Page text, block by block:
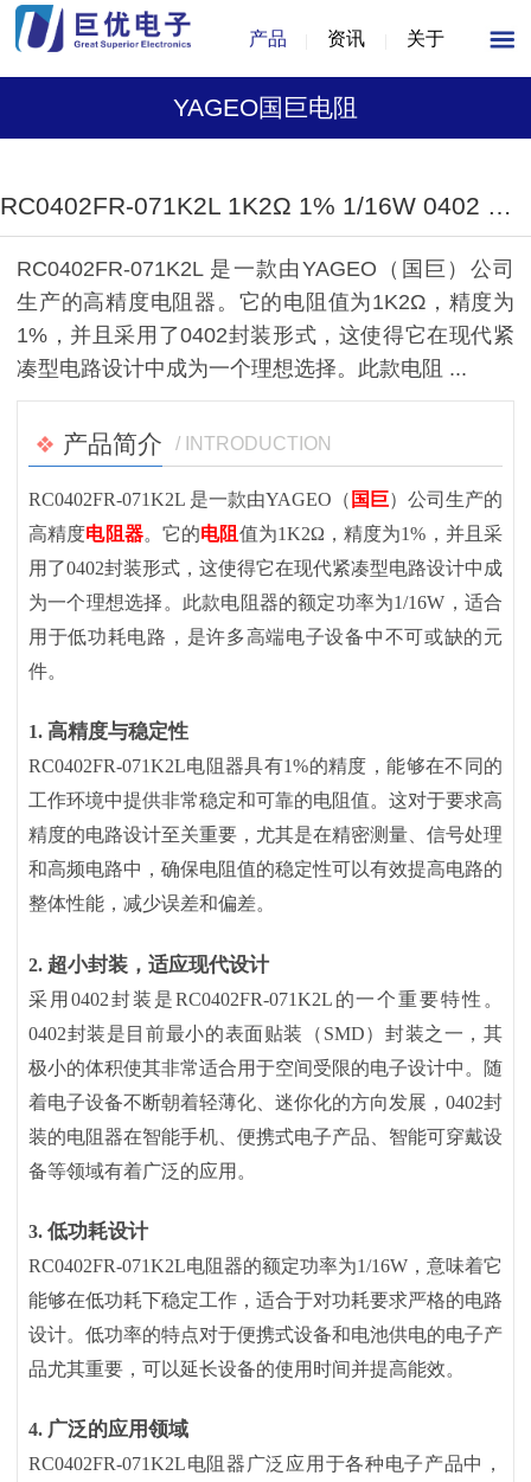
产品 资讯 关于
YAGEO国巨电阻
1/1
RC0402FR-071K2L 1K2Ω 1% 1/16W 0402 封装电阻器
RC0402FR-071K2L 是一款由YAGEO（国巨）公司
生产的高精度电阻器。它的电阻值为1K2Ω，精度为
1%，并且采用了0402封装形式，这使得它在现代紧
凑型电路设计中成为一个理想选择。此款电阻 ...
产品简介 / INTRODUCTION
RC0402FR-071K2L 是一款由YAGEO（ 国巨）公司生产的
高精度电阻器。它的电阻 值为1K2Ω，精度为1%，并且采
用了0402封装形式，这使得它在现代紧凑型电路设计中成
为一个理想选择。此款电阻器的额定功率为1/16W，适合
用于低功耗电路，是许多高端电子设备中不可或缺的元
件。
1. 高精度与稳定性
RC0402FR-071K2L电阻器具有1%的精度，能够在不同的
工作环境中提供非常稳定和可靠的电阻值。这对于要求高
精度的电路设计至关重要，尤其是在精密测量、信号处理
和高频电路中，确保电阻值的稳定性可以有效提高电路的
整体性能，减少误差和偏差。
2. 超小封装，适应现代设计
采用 0402封装是RC0402FR-071K2L的一个重要特性。
0402封装是目前最小的表面贴装（SMD）封装之一，其
极小的体积使其非常适合用于空间受限的电子设计中。随
着电子设备不断朝着轻薄化、迷你化的方向发展，0402封
装的电阻器在智能手机、便携式电子产品、智能可穿戴设
备等领域有着广泛的应用。
3. 低功耗设计
RC0402FR-071K2L电阻器的额定功率为1/16W，意味着它
能够在低功耗下稳定工作，适合于对功耗要求严格的电路
设计。低功率的特点对于便携式设备和电池供电的电子产
品尤其重要，可以延长设备的使用时间并提高能效。
4. 广泛的应用领域
RC0402FR-071K2L电阻器广泛应用于各种电子产品中，